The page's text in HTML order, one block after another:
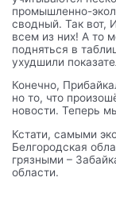
промышленно-
сводный. Так вот,
всем из них! А то
подняться в
ухудшили
Конечно,
но то, что
новости. Теперь
Кстати, самыми
Белгородская
грязными –
области.